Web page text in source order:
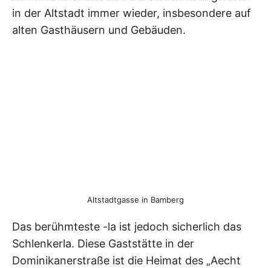
in der Altstadt immer wieder, insbesondere auf
alten Gasthäusern und Gebäuden.
Altstadtgasse in Bamberg
Das berühmteste -la ist jedoch sicherlich das
Schlenkerla. Diese Gaststätte in der
Dominikanerstraße ist die Heimat des „Aecht